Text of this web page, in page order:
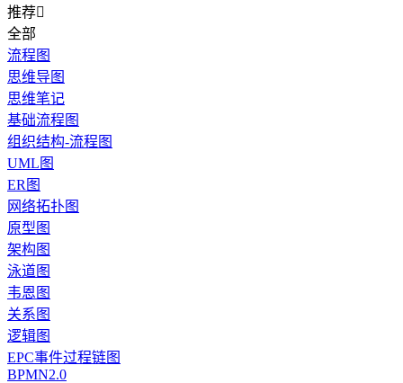
推荐
全部
流程图
思维导图
思维笔记
基础流程图
组织结构-流程图
UML图
ER图
网络拓扑图
原型图
架构图
泳道图
韦恩图
关系图
逻辑图
EPC事件过程链图
BPMN2.0